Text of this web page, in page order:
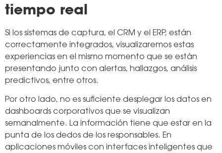
tiempo real
Si los sistemas de captura, el CRM y el ERP, están
correctamente integrados, visualizaremos estas
experiencias en el mismo momento que se están
presentando junto con alertas, hallazgos, análisis
predictivos, entre otros.
Por otro lado, no es suficiente desplegar los datos en
dashboards corporativos que se visualizan
semanalmente. La información tiene que estar en la
punta de los dedos de los responsables. En
aplicaciones móviles con interfaces inteligentes que